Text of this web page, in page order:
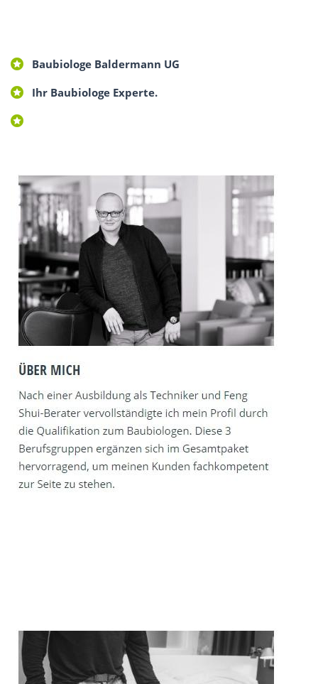
Baubiologe Baldermann UG
Ihr Baubiologe Experte.